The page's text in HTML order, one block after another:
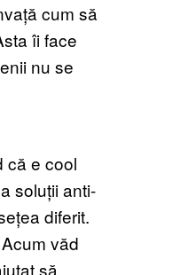
cum să
îi face
nu se
că e cool
soluții anti-
diferit.
văd
să